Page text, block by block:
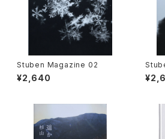
Stuben Magazine 02
¥2,640